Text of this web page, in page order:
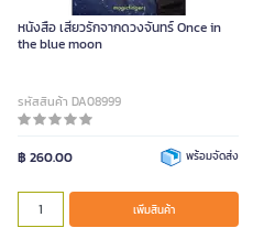
หนังสือ เสี้ยวรักจากดวงจันทร์ Once in
the blue moon
รหัสสินค้า DA08999
฿ 260.00 พร้อมจัดส่ง
เพิ่มสินค้า